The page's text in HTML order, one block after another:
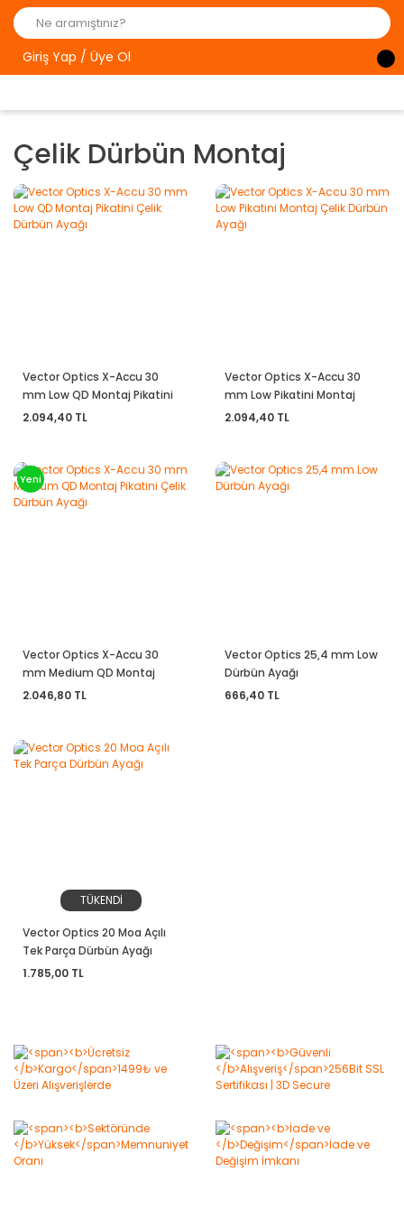
Giriş Yap / Üye Ol
Çelik Dürbün Montaj
Vector Optics X-Accu 30
mm Low QD Montaj Pikatini
Çelik Dürbün Ayağı
2.094,40 TL
Vector Optics X-Accu 30
mm Low Pikatini Montaj
Çelik Dürbün Ayağı
2.094,40 TL
Yeni
Vector Optics X-Accu 30
mm Medium QD Montaj
Pikatini Çelik Dürbün Ayağı
2.046,80 TL
Vector Optics 25,4 mm Low
Dürbün Ayağı
666,40 TL
TÜKENDİ
Vector Optics 20 Moa Açılı
Tek Parça Dürbün Ayağı
1.785,00 TL